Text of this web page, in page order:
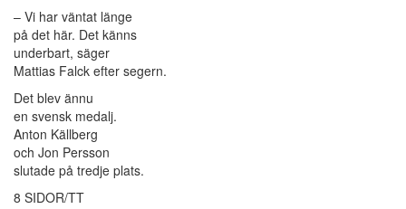
– Vi har väntat länge
på det här. Det känns
underbart, säger
Mattias Falck efter segern.
Det blev ännu
en svensk medalj.
Anton Källberg
och Jon Persson
slutade på tredje plats.
8 SIDOR/TT